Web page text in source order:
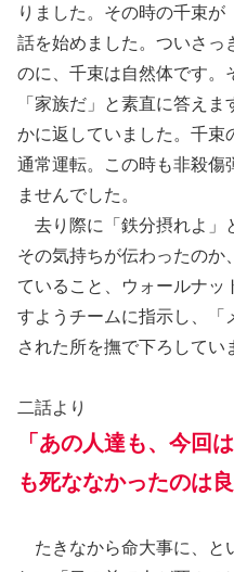
りました。その時の千束が
話を始めました。ついさっ
のに、千束は自然体です。
「家族だ」と素直に答え
かに返していました。千束
通常運転。この時も非殺傷
ませんでした。
去り際に「鉄分摂れよ」
その気持ちが伝わったのか
ていること、ウォールナッ
すようチームに指示し、「
された所を撫で下ろしてい
二話より
「あの人達も、今回
も死ななかったのは
たきなから命大事に、と